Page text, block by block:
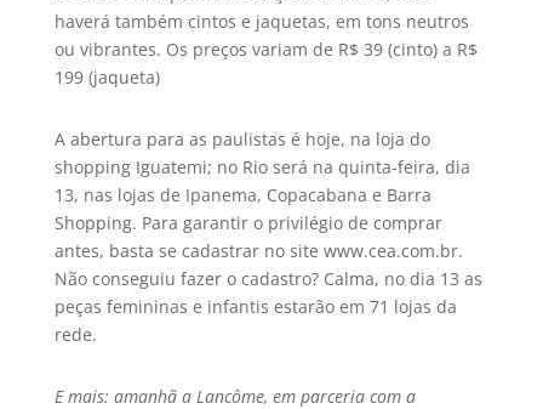
haverá também cintos e jaquetas, em tons neutros
ou vibrantes. Os preços variam de R$ 39 (cinto) a R$
199 (jaqueta)
A abertura para as paulistas é hoje, na loja do
shopping Iguatemi; no Rio será na quinta-feira, dia
13, nas lojas de Ipanema, Copacabana e Barra
Shopping. Para garantir o privilégio de comprar
antes, basta se cadastrar no site www.cea.com.br.
Não conseguiu fazer o cadastro? Calma, no dia 13 as
peças femininas e infantis estarão em 71 lojas da
rede.
E mais: amanhã a Lancôme, em parceria com a